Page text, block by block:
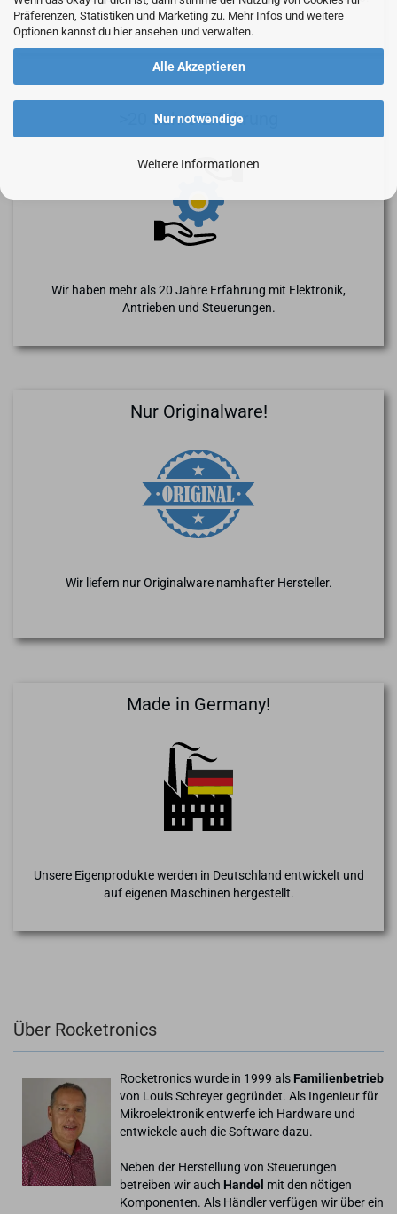
Präferenzen, Statistiken und Marketing zu. Mehr Infos und weitere
Optionen kannst du hier ansehen und verwalten.
Alle Akzeptieren
Nur notwendige
Weitere Informationen
>20 Jahre Erfahrung
Wir haben mehr als 20 Jahre Erfahrung mit Elektronik,
Antrieben und Steuerungen.
Nur Originalware!
Wir liefern nur Originalware namhafter Hersteller.
Made in Germany!
Unsere Eigenprodukte werden in Deutschland entwickelt und
auf eigenen Maschinen hergestellt.
Über Rocketronics
Rocketronics wurde in 1999 als Familienbetrieb
von Louis Schreyer gegründet. Als Ingenieur für
Mikroelektronik entwerfe ich Hardware und
entwickele auch die Software dazu.
Neben der Herstellung von Steuerungen
betreiben wir auch Handel mit den nötigen
Komponenten. Als Händler verfügen wir über ein